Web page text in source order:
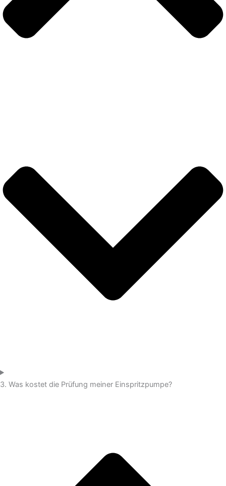
3. Was kostet die Prüfung meiner Einspritzpumpe?